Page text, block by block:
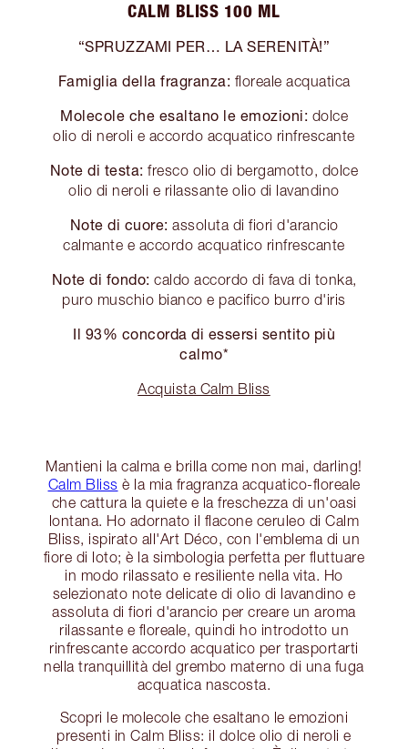
CALM BLISS 100 ML
“SPRUZZAMI PER… LA SERENITÀ!”
Famiglia della fragranza: floreale acquatica
Molecole che esaltano le emozioni: dolce
olio di neroli e accordo acquatico rinfrescante
Note di testa: fresco olio di bergamotto, dolce
olio di neroli e rilassante olio di lavandino
Note di cuore: assoluta di fiori d'arancio
calmante e accordo acquatico rinfrescante
Note di fondo: caldo accordo di fava di tonka,
puro muschio bianco e pacifico burro d'iris
Il 93% concorda di essersi sentito più
calmo*
Acquista Calm Bliss
Mantieni la calma e brilla come non mai, darling!
Calm Bliss è la mia fragranza acquatico-floreale
che cattura la quiete e la freschezza di un'oasi
lontana. Ho adornato il flacone ceruleo di Calm
Bliss, ispirato all'Art Déco, con l'emblema di un
fiore di loto; è la simbologia perfetta per fluttuare
in modo rilassato e resiliente nella vita. Ho
selezionato note delicate di olio di lavandino e
assoluta di fiori d'arancio per creare un aroma
rilassante e floreale, quindi ho introdotto un
rinfrescante accordo acquatico per trasportarti
nella tranquillità del grembo materno di una fuga
acquatica nascosta.
Scopri le molecole che esaltano le emozioni
presenti in Calm Bliss: il dolce olio di neroli e